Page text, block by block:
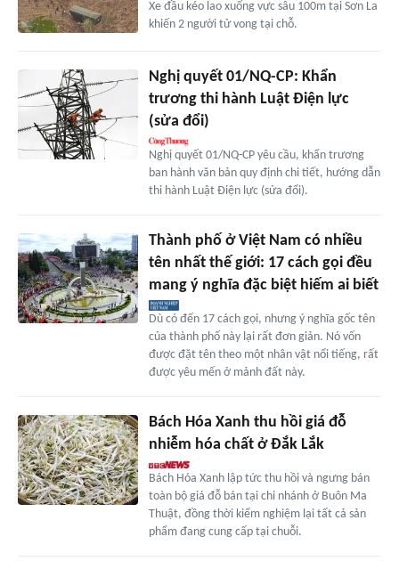
Xe đầu kéo lao xuống vực sâu 100m tại Sơn La
khiến 2 người tử vong tại chỗ.
Nghị quyết 01/NQ-CP: Khẩn
trương thi hành Luật Điện lực
(sửa đổi)
Nghị quyết 01/NQ-CP yêu cầu, khẩn trương
ban hành văn bản quy định chi tiết, hướng dẫn
thi hành Luật Điện lực (sửa đổi).
Thành phố ở Việt Nam có nhiều
tên nhất thế giới: 17 cách gọi đều
mang ý nghĩa đặc biệt hiếm ai biết
Dù có đến 17 cách gọi, nhưng ý nghĩa gốc tên
của thành phố này lại rất đơn giản. Nó vốn
được đặt tên theo một nhân vật nổi tiếng, rất
được yêu mến ở mảnh đất này.
Bách Hóa Xanh thu hồi giá đỗ
nhiễm hóa chất ở Đắk Lắk
Bách Hóa Xanh lập tức thu hồi và ngưng bán
toàn bộ giá đỗ bán tại chi nhánh ở Buôn Ma
Thuật, đồng thời kiểm nghiệm lại tất cả sản
phẩm đang cung cấp tại chuỗi.